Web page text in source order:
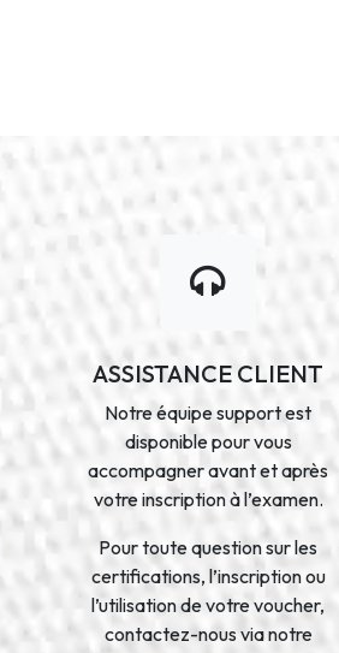
ASSISTANCE CLIENT
Notre équipe support est
disponible pour vous
accompagner avant et après
votre inscription à l’examen.
Pour toute question sur les
certifications, l’inscription ou
l’utilisation de votre voucher,
contactez-nous via notre